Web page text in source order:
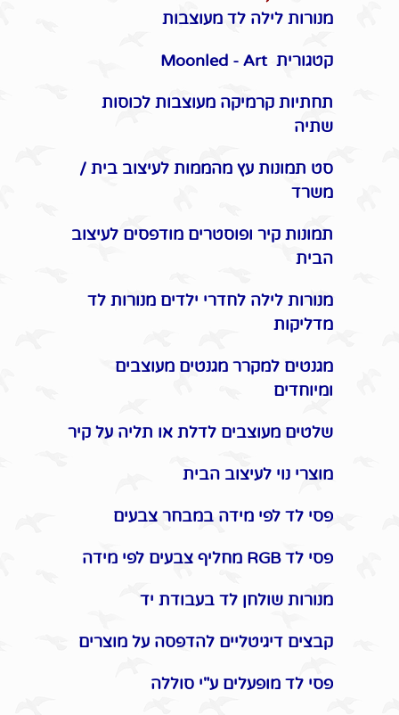
מנורות לילה לד מעוצבות
קטגורית Moonled - Art
תחתיות קרמיקה מעוצבות לכוסות
שתיה
סט תמונות עץ מהממות לעיצוב בית /
משרד
תמונות קיר ופוסטרים מודפסים לעיצוב
הבית
מנורות לילה לחדרי ילדים מנורות לד
מדליקות
מגנטים למקרר מגנטים מעוצבים
ומיוחדים
שלטים מעוצבים לדלת או תליה על קיר
מוצרי נוי לעיצוב הבית
פסי לד לפי מידה במבחר צבעים
פסי לד RGB מחליף צבעים לפי מידה
מנורות שולחן לד בעבודת יד
קבצים דיגיטליים להדפסה על מוצרים
פסי לד מופעלים ע"י סוללה